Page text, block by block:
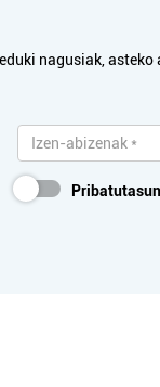
nagusiak,